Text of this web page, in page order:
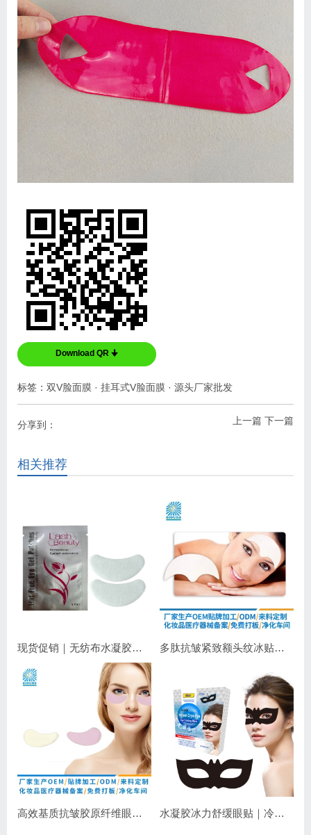
Download QR 🠋
标签： 双V脸面膜 · 挂耳式V脸面膜 · 源头厂家批发
上一篇 下一篇
分享到：
相关推荐
现货促销｜无纺布水凝胶睫毛眼贴 嫁接睫毛专用 补水保湿不干扰操作 多肽抗皱紧致额头纹冰贴｜淡化抬头纹紧致显年轻
高效基质抗皱胶原纤维眼膜｜抗皱紧致保湿 水凝胶冰力舒缓眼贴｜冷敷降温，长效保湿，焕亮双眼